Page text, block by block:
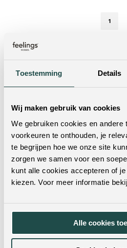
Toestemming Details
Wij maken gebruik van cookies
We gebruiken cookies en andere
voorkeuren te onthouden, je
te begrijpen hoe we onze site
zorgen we samen voor een
kunt alle cookies accepteren of
kiezen. Voor meer informatie
Alle cookies
1
Onmisbaar in je
Een fauteuil is onmisbaar in je
speels accent. Ook in een leeg
woonkamer of slaapkamer
zijn recht, bijvoorbeeld als
als sfeervolle toevoeging dat
maakt.
Wat kies je: een
relaxfauteuil?
fauteuils als relaxfauteuils. Een
in uiteenlopende interieurs.